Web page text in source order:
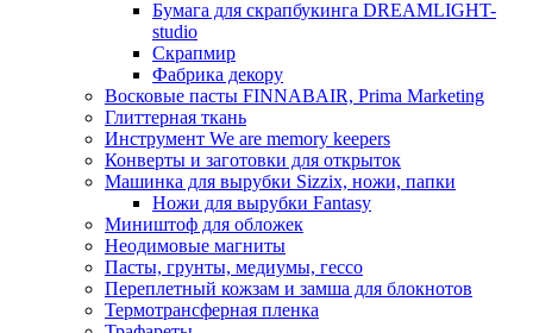
Бумага для скрапбукинга DREAMLIGHT-
studio
Скрапмир
Фабрика декору
Восковые пасты FINNABAIR, Prima Marketing
Глиттерная ткань
Инструмент We are memory keepers
Конверты и заготовки для открыток
Машинка для вырубки Sizzix, ножи, папки
Ножи для вырубки Fantasy
Миништоф для обложек
Неодимовые магниты
Пасты, грунты, медиумы, гессо
Переплетный кожзам и замша для блокнотов
Термотрансферная пленка